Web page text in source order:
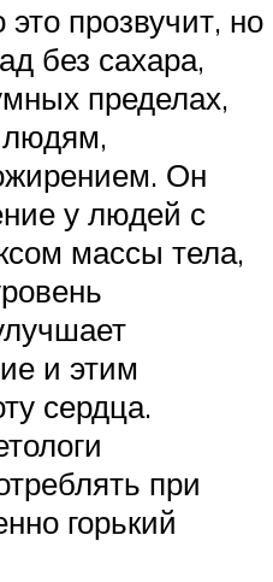
это прозвучит, но
без сахара,
пределах,
Он
у людей с
массы тела,
и этим
сердца.
при
горький